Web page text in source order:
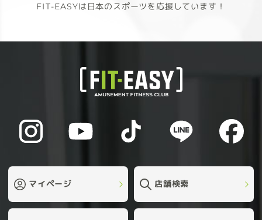
FIT-EASYは日本のスポーツを応援しています！
マイページ 店舗検索